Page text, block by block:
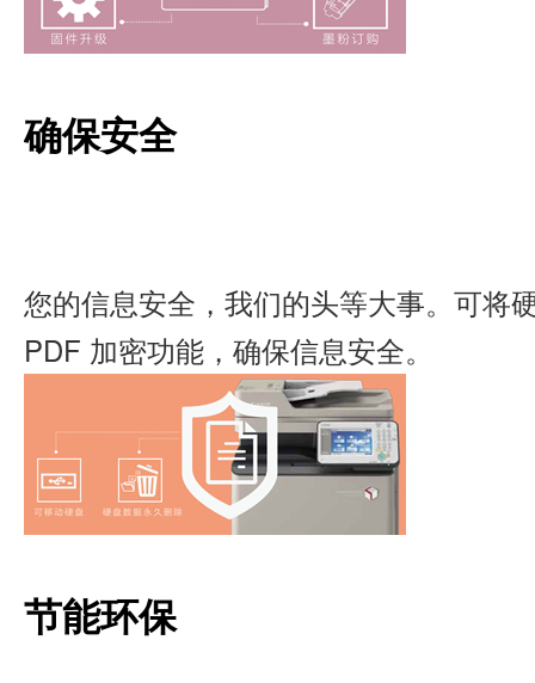
确保安全
您的信息安全，我们的头等大事。可将
PDF 加密功能，确保信息安全。
节能环保